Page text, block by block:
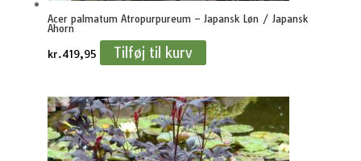
Acer palmatum Atropurpureum – Japansk Løn / Japansk
Ahorn
kr.419,95 Tilføj til kurv